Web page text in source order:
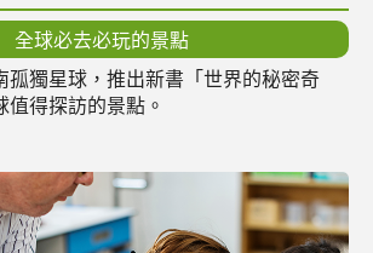
全球必去必玩的景點
孤獨星球，推出新書「世界的秘密奇
得探訪的景點。